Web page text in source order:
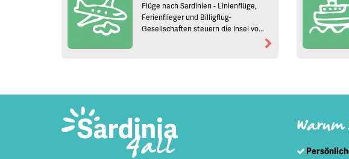
Flüge nach Sardinien - Linienflüge,
Ferienflieger und Billigflug-
Gesellschaften steuern die Insel vo...